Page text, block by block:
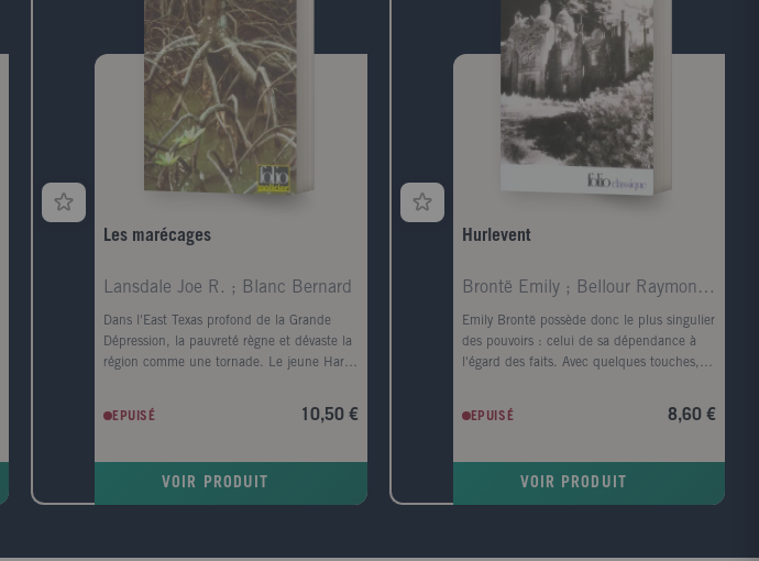
paresseux, entêté...) qui doit passer par de
nombreuses épreuves pour devenir un jour
un vrai petit garçon. Pour cela, il devra
montrer son bon coeur, celui qui battra
finalement dans sa poitrine devenue
humaine. Entre temps, on aura suivi avec
émotion toutes les étapes de son voyage au
long d'un conte moral à valeur universelle.
Les marécages
Lansdale Joe R. ; Blanc Bernard
Dans l'East Texas profond de la Grande
Dépression, la pauvreté règne et dévaste la
région comme une tornade. Le jeune Harry
femme noire sur le bord de la rivière
Sabine. Il est convaincu que le meurtre est
un homme est lynché et le père de Harry,
EPUISÉ 10,50 €
VOIR PRODUIT
Hurlevent
Brontë Emily ; Bellour Raymond ; Lacretelle Jacque
Emily Brontë possède donc le plus singulier
des pouvoirs : celui de sa dépendance à
l'égard des faits. Avec quelques touches,
rendre le corps superflu ; en parlant de la
lande, elle fait souffler le vent et gronder le
s'harmonise le mieux avec le cadre du
EPUISÉ 8,60 €
VOIR PRODUIT